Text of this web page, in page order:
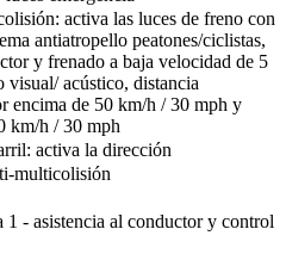
activa las luces de freno con
antiatropello peatones/ciclistas,
y frenado a baja velocidad de 5
acústico, distancia
encima de 50 km/h / 30 mph y
km/h / 30 mph
activa la dirección
multicolisión
1 - asistencia al conductor y control